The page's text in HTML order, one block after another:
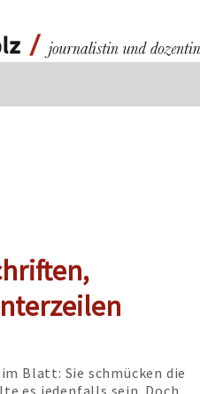
Blatt: Sie schmücken die
es jedenfalls sein. Doch